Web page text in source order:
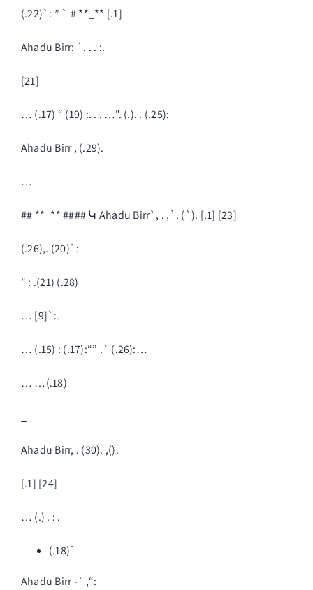
(.22)`: ” ` # **_** [.1]
Ahadu Birr: `. . . :.
[21]
… (.17) “ (19) :. . . …". (.). . (.25):
Ahadu Birr , (.29).
…
## **_** #### Կ Ahadu Birr`, . ,`. (`). [.1] [23]
(.26),. (20)`:
" : .(21) (.28)
… [9]`:.
… (.15) : (.17):“” .` (.26):…
… …(.18)
Ahadu Birr, . (30). ,().
[.1] [24]
… (.) . : .
(.18)`
Ahadu Birr -` ,“: